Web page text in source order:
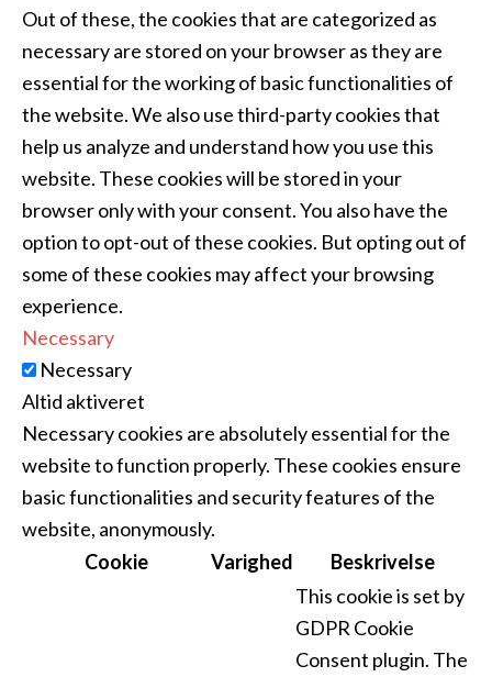
Out of these, the cookies that are categorized as
necessary are stored on your browser as they are
essential for the working of basic functionalities of
the website. We also use third-party cookies that
help us analyze and understand how you use this
website. These cookies will be stored in your
browser only with your consent. You also have the
option to opt-out of these cookies. But opting out of
some of these cookies may affect your browsing
experience.
Necessary
Necessary
Altid aktiveret
Necessary cookies are absolutely essential for the
website to function properly. These cookies ensure
basic functionalities and security features of the
website, anonymously.
Cookie
Varighed Beskrivelse
This cookie is set by
GDPR Cookie
Consent plugin. The